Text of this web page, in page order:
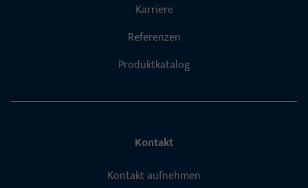
Karriere
Referenzen
Produktkatalog
Kontakt
Kontakt aufnehmen